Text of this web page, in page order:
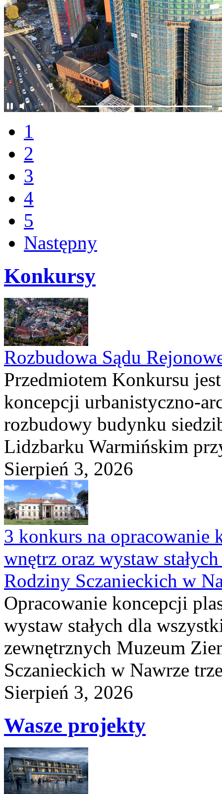
1
2
3
4
5
Następny
Konkursy
Rozbudowa Sądu
Przedmiotem Konkursu
koncepcji urbanistyczno-
rozbudowy budynku
Lidzbarku Warmińskim
Sierpień 3, 2026
3 konkurs na opracowanie
wnętrz oraz wystaw
Rodziny Sczanieckich w
Opracowanie koncepcji
wystaw stałych dla
zewnętrznych Muzeum
Sczanieckich w Nawrze
Sierpień 3, 2026
Wasze projekty